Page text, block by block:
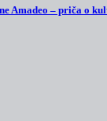
Amadeo – priča o